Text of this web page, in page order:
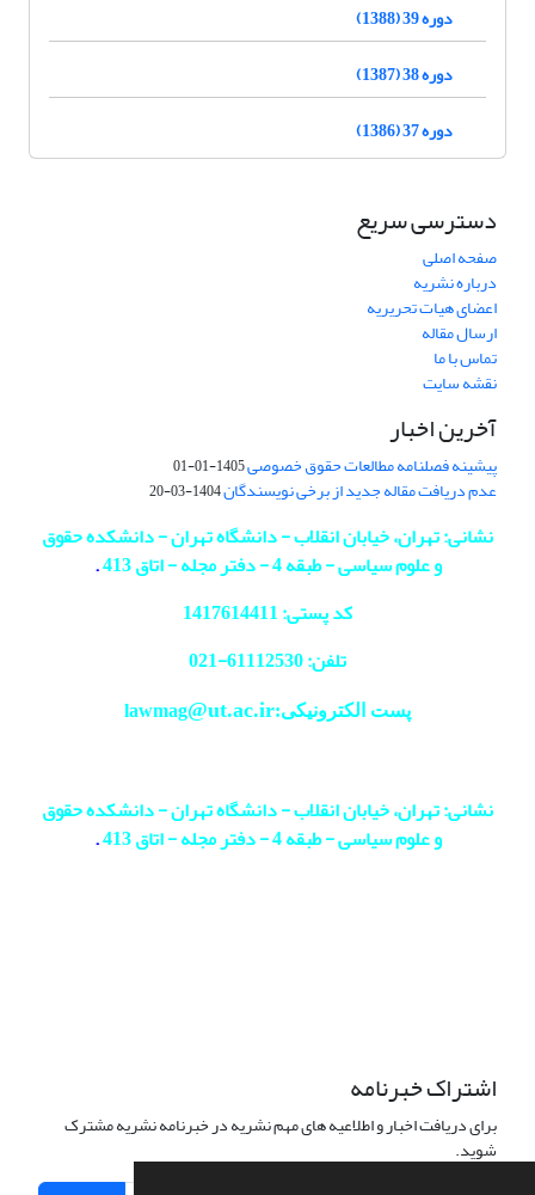
دوره 39 (1388)
دوره 38 (1387)
دوره 37 (1386)
دسترسی سریع
صفحه اصلی
درباره نشریه
اعضای هیات تحریریه
ارسال مقاله
تماس با ما
نقشه سایت
آخرین اخبار
پیشینه فصلنامه مطالعات حقوق خصوصی1405-01-01
عدم دریافت مقاله جدید از برخی نویسندگان1404-03-20
نشانی: تهران، خیابان انقلاب - دانشگاه تهران - دانشکده حقوق
و علوم سیاسی - طبقه 4 - دفتر مجله - اتاق 413
.
کد پستی: 1417614411
تلفن: 61112530-
021
پست الکترونیکی:lawmag@ut.ac.ir
نشانی: تهران، خیابان انقلاب - دانشگاه تهران - دانشکده حقوق
و علوم سیاسی - طبقه 4 - دفتر مجله - اتاق 413
.
اشتراک خبرنامه
برای دریافت اخبار و اطلاعیه های مهم نشریه در خبرنامه نشریه مشترک
شوید.